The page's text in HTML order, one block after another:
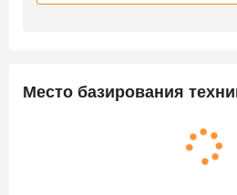
Место базирования